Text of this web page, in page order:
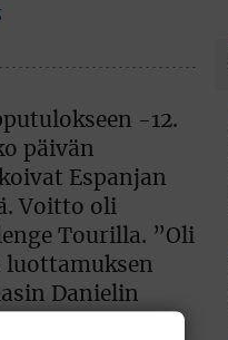
-12.
päivän
Espanjan
Voitto oli
Tourilla. ”Oli
luottamuksen
Danielin